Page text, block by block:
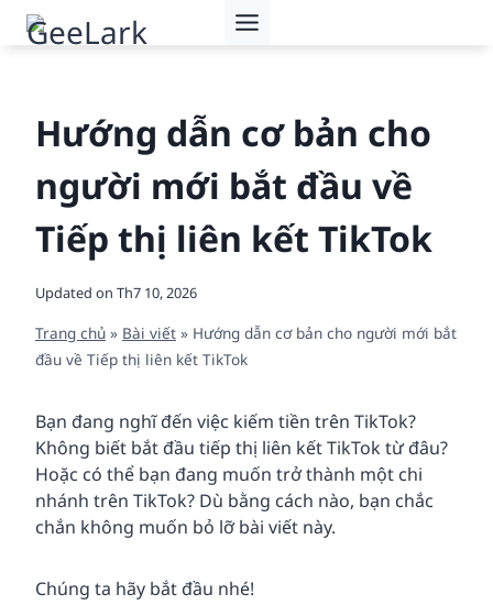
Skip
Hướng dẫn cơ bản cho
người mới bắt đầu về
Tiếp thị liên kết TikTok
Updated on Th7 10, 2026
Trang chủ » Bài viết » Hướng dẫn cơ bản cho người mới bắt
đầu về Tiếp thị liên kết TikTok
Bạn đang nghĩ đến việc kiếm tiền trên TikTok?
Không biết bắt đầu tiếp thị liên kết TikTok từ đâu?
Hoặc có thể bạn đang muốn trở thành một chi
nhánh trên TikTok? Dù bằng cách nào, bạn chắc
chắn không muốn bỏ lỡ bài viết này.
Chúng ta hãy bắt đầu nhé!